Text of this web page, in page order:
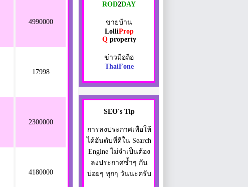
4990000
17998
2300000
4180000
ROD2DAY
ขายบ้าน
LolliProp
Qproperty
ข่าวมือถือ
ThaiFone
SEO's Tip
การลงประกาศเพื่อให้
ได้อันดับที่ดีใน Search
Engine ไม่จำเป็นต้อง
ลงประกาศซ้ำๆ กัน
บ่อยๆ ทุกๆ วันนะครับ